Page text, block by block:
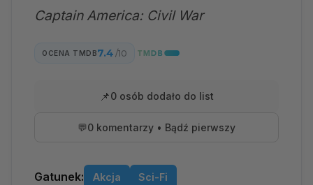
Captain America: Civil War
OCENA TMDB7.4 /10
📌0 osób dodało do list
💬0 komentarzy • Bądź pierwszy
Gatunek: Akcja Sci-Fi